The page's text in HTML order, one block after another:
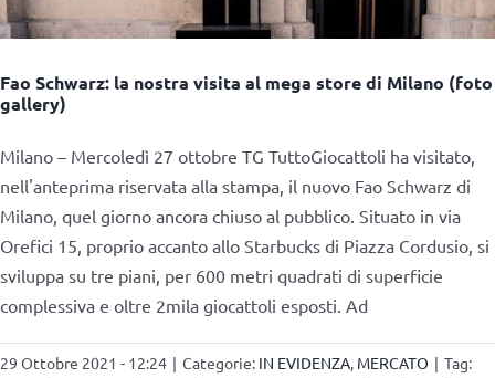
Fao Schwarz: la nostra visita al mega store di Milano (foto
gallery)
Milano – Mercoledì 27 ottobre TG TuttoGiocattoli ha visitato,
nell'anteprima riservata alla stampa, il nuovo Fao Schwarz di
Milano, quel giorno ancora chiuso al pubblico. Situato in via
Orefici 15, proprio accanto allo Starbucks di Piazza Cordusio, si
sviluppa su tre piani, per 600 metri quadrati di superficie
complessiva e oltre 2mila giocattoli esposti. Ad
29 Ottobre 2021 - 12:24 | Categorie: IN EVIDENZA, MERCATO | Tag: